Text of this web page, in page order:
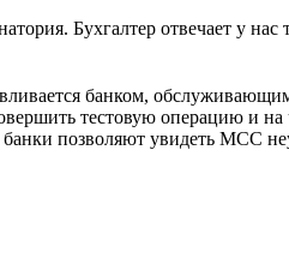
Бухгалтер отвечает у нас
банком,
тестовую операцию и
позволяют увидеть MCC